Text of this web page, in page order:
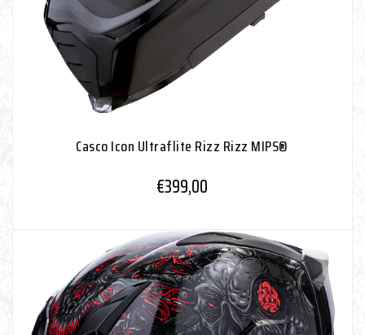
Casco Icon Ultraflite Rizz Rizz MIPS®
€399,00